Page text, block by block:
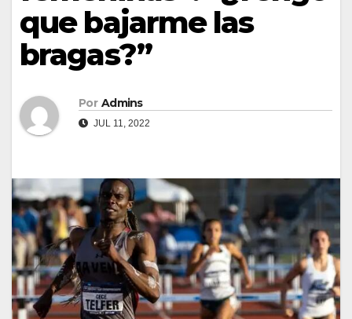
que bajarme las
bragas?”
Por Admins
JUL 11, 2022